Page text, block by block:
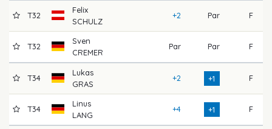
T32
Felix
SCHULZ
+2 Par F
T32
Sven
CREMER
Par Par F
T34
Lukas
GRAS
+2 +1 F
T34
Linus
LANG
+4 +1 F